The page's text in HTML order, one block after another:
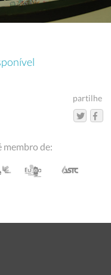
partilhe
membro de: